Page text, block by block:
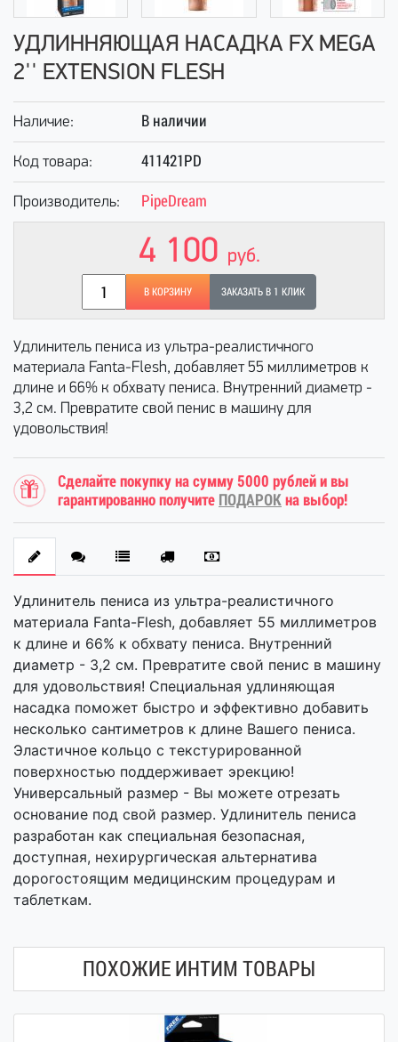
УДЛИННЯЮЩАЯ НАСАДКА FX MEGA
2'' EXTENSION FLESH
Наличие: В наличии
Код товара: 411421PD
Производитель: PipeDream
4 100 руб.
В КОРЗИНУ ЗАКАЗАТЬ В 1 КЛИК
Удлинитель пениса из ультра-реалистичного
материала Fanta-Flesh, добавляет 55 миллиметров к
длине и 66% к обхвату пениса. Внутренний диаметр -
3,2 см. Превратите свой пенис в машину для
удовольствия!
Сделайте покупку на сумму 5000 рублей и вы
гарантированно получите ПОДАРОК на выбор!
Удлинитель пениса из ультра-реалистичного
материала Fanta-Flesh, добавляет 55 миллиметров
к длине и 66% к обхвату пениса. Внутренний
диаметр - 3,2 см. Превратите свой пенис в машину
для удовольствия! Специальная удлиняющая
насадка поможет быстро и эффективно добавить
несколько сантиметров к длине Вашего пениса.
Эластичное кольцо с текстурированной
поверхностью поддерживает эрекцию!
Универсальный размер - Вы можете отрезать
основание под свой размер. Удлинитель пениса
разработан как специальная безопасная,
доступная, нехирургическая альтернатива
дорогостоящим медицинским процедурам и
таблеткам.
ПОХОЖИЕ ИНТИМ ТОВАРЫ